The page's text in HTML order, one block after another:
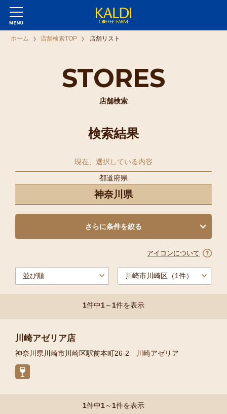
STORES
店舗検索
ホーム 店舗検索TOP 店舗リスト
検索結果
現在、選択している内容
都道府県
神奈川県
さらに条件を絞る
1件中1～1件を表示
アイコンについて
川崎アゼリア店
神奈川県川崎市川崎区駅前本町26-2 川崎アゼリア
1件中1～ 1件を表示